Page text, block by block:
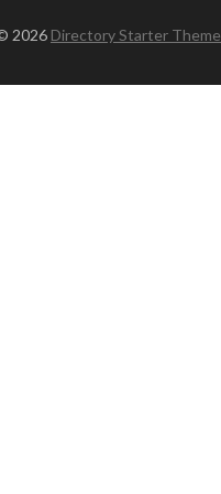
2026 Directory Starter Theme